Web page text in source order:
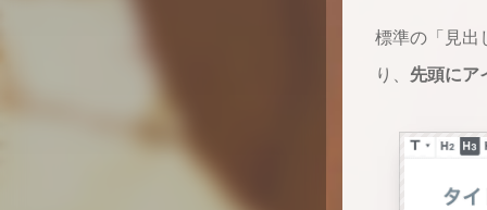
標準の「見出
り、 先頭にア